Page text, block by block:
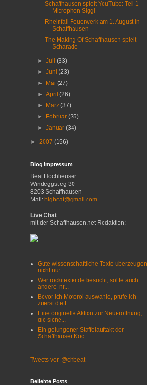
Schaffhausen spielt YouTube: Teil 1
Microphon Siggi
Rheinfall Feuerwerk am 1. August in
Schaffhausen
The Making Of Schaffhausen spielt
Scharade
►Juli(33)
►Juni(23)
►
Mai(27)
►April(26)
►
März(37)
►
Februar(25)
►Januar(34)
► 2007 (156)
Blog Impressum
Beat Hochheuser
Windeggstieg 30
8203 Schaffhausen
Mail: bigbeat@gmail.com
Live Chat
mit der Schaffhausen.net Redaktion:
Gute wissenschaftliche Texte uberzeugen
nicht nur ...
Wer rockitexter.de besucht, sollte auch
andere Inf...
Bevor ich Motorol auswahle, prufe ich
zuerst die E...
Eine originelle Aktion zur Neueröffnung,
die siche...
Ein gelungener Staffelauftakt der
Schaffhauser Koc...
Tweets von @chbeat
Beliebte Posts